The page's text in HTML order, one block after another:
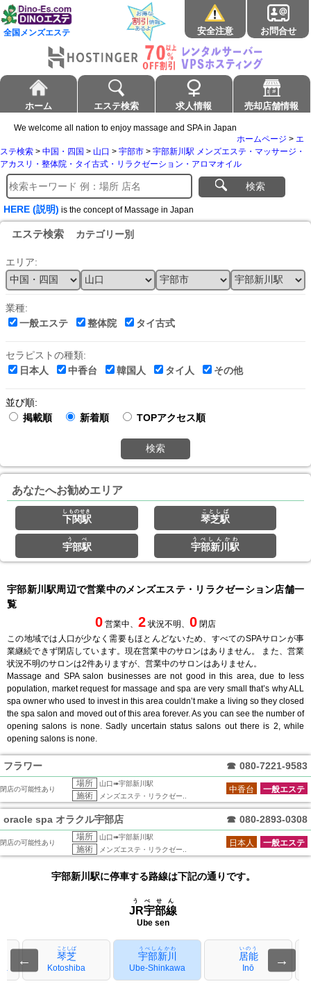
全国メンズエステ 安全注意 お問合せ
ホーム エステ検索 求人情報 売却店舗情報
We welcome all nation to enjoy massage and SPA in Japan
ホームページ > エ
ステ検索 > 中国・四国 > 山口 > 宇部市 > 宇部新川駅 メンズエステ・マッサージ・
アカスリ・整体院・タイ古式・リラクゼーション・アロマオイル
検索
HERE (説明) is the concept of Massage in Japan
エステ検索 カテゴリー別
エリア:
業種:
一般エステ
整体院 タイ古式
セラピストの種類:
日本人
中香台 韓国人 タイ人 その他
並び順:
掲載順
新着順 TOPアクセス順
検索
あなたへお勧めエリア
下関駅
しものせき
琴芝駅
ことしば
宇部駅
うべ
宇部新川駅
うべしんかわ
宇部新川駅周辺で営業中のメンズエステ・リラクゼーション店舗一
覧
0 営業中、 2 状況不明、 0 閉店
この地域では人口が少なく需要もほとんどないため、すべてのSPAサロンが事
業継続できず閉店しています。現在営業中のサロンはありません。 また、営業
状況不明のサロンは2件ありますが、営業中のサロンはありません。
Massage and SPA salon businesses are not good in this area, due to less
population, market request for massage and spa are very small that’s why ALL
spa owner who used to invest in this area couldn’t make a living so they closed
the spa salon and moved out of this area forever. As you can see the number of
opening salons is none. Sadly uncertain status salons out there is 2, while
opening salons is none.
フラワー ☎ 080-7221-9583
閉店の可能性あり
場所 山口➠宇部新川駅
施術 メンズエステ・リラクゼー..
一般エステ
中香台
oracle spa オラクル宇部店 ☎ 080-2893-0308
閉店の可能性あり
場所 山口➠宇部新川駅
施術 メンズエステ・リラクゼー..
一般エステ
日本人
宇部新川駅に停車する路線は下記の通りです。
JR宇部線
うべせん
Ube sen
← 琴芝
ことしば
Kotoshiba
宇部新川
うべしんかわ
Ube-Shinkawa
居能
いのう
Inō
→